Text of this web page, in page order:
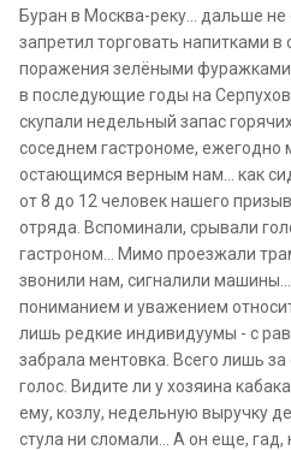
Буран в Москва-реку… дальше
запретил торговать напитками в
поражения зелёными
в последующие годы на
скупали недельный запас
соседнем гастрономе, ежегодно
остающимся верным нам… как
от 8 до 12 человек нашего
отряда. Вспоминали, срывали
гастроном… Мимо проезжали
звонили нам, сигналили
пониманием и уважением
лишь редкие индивидуумы - с
забрала ментовка. Всего лишь
голос. Видите ли у хозяина
ему, козлу, недельную выручку
стула ни сломали… А он еще, гад,